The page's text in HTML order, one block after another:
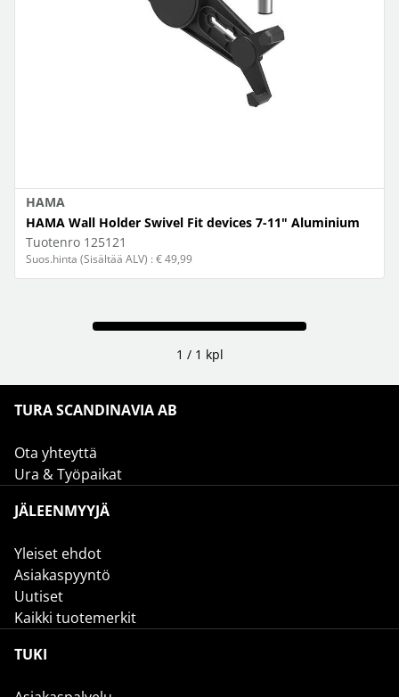
HAMA
HAMA Wall Holder Swivel Fit devices 7-11" Aluminium
Tuotenro 125121
Suos.hinta (Sisältää ALV) : € 49,99
1 / 1 kpl
TURA SCANDINAVIA AB
Ota yhteyttä
Ura & Työpaikat
JÄLEENMYYJÄ
Yleiset ehdot
Asiakaspyyntö
Uutiset
Kaikki tuotemerkit
TUKI